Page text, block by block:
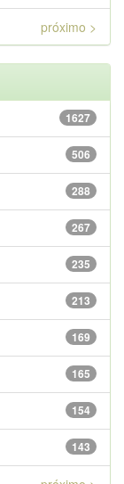
próximo >
1627
506
288
267
235
213
169
165
154
143